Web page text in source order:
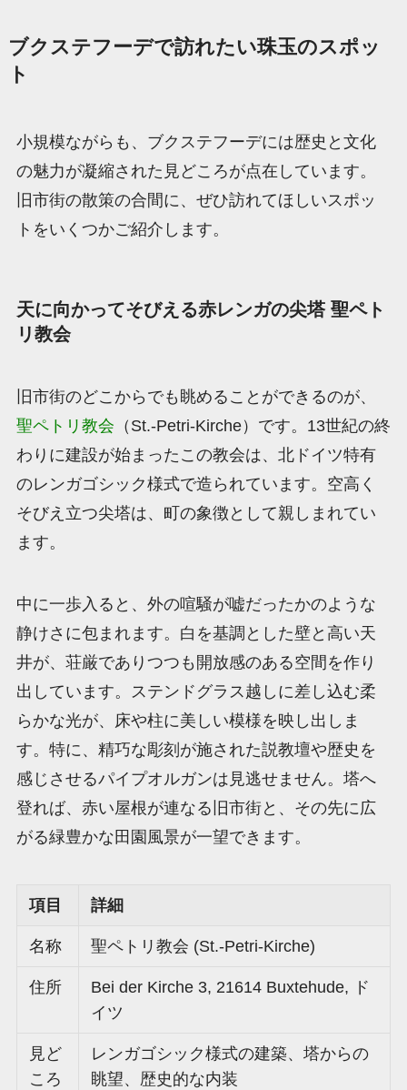
ブクステフーデで訪れたい珠玉のスポッ
ト
小規模ながらも、ブクステフーデには歴史と文化
の魅力が凝縮された見どころが点在しています。
旧市街の散策の合間に、ぜひ訪れてほしいスポッ
トをいくつかご紹介します。
天に向かってそびえる赤レンガの尖塔 聖ペト
リ教会
旧市街のどこからでも眺めることができるのが、
聖ペトリ教会 （St.-Petri-Kirche）です。13世紀の終
わりに建設が始まったこの教会は、北ドイツ特有
のレンガゴシック様式で造られています。空高く
そびえ立つ尖塔は、町の象徴として親しまれてい
ます。
中に一歩入ると、外の喧騒が嘘だったかのような
静けさに包まれます。白を基調とした壁と高い天
井が、荘厳でありつつも開放感のある空間を作り
出しています。ステンドグラス越しに差し込む柔
らかな光が、床や柱に美しい模様を映し出しま
す。特に、精巧な彫刻が施された説教壇や歴史を
感じさせるパイプオルガンは見逃せません。塔へ
登れば、赤い屋根が連なる旧市街と、その先に広
がる緑豊かな田園風景が一望できます。
項目 詳細
名称 聖ペトリ教会 (St.-Petri-Kirche)
住所
Bei der Kirche 3, 21614 Buxtehude, ド
イツ
見ど
ころ
レンガゴシック様式の建築、塔からの
眺望、歴史的な内装